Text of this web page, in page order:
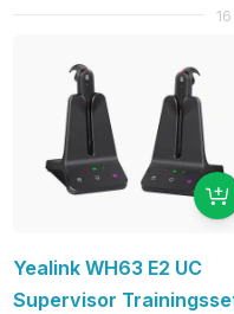
Yealink WH63 E2 UC
Supervisor